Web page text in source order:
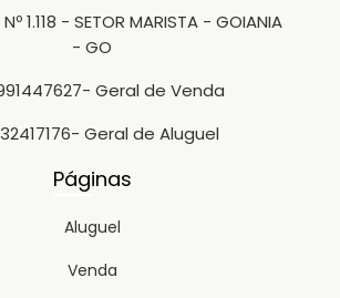
1.118 - SETOR MARISTA - GOIANIA
- GO
- Geral de Venda
- Geral de Aluguel
Páginas
Aluguel
Venda